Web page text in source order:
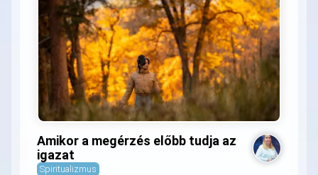
Amikor a megérzés előbb tudja az
igazat
Spiritualizmus